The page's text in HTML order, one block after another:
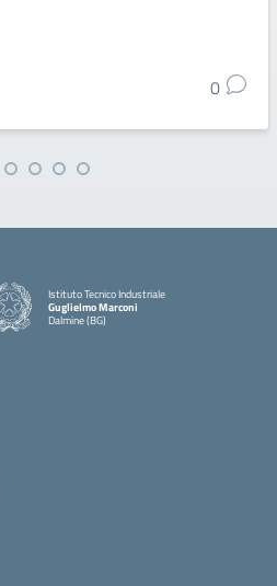
0
Istituto Tecnico Industriale
Guglielmo Marconi
Dalmine (BG)